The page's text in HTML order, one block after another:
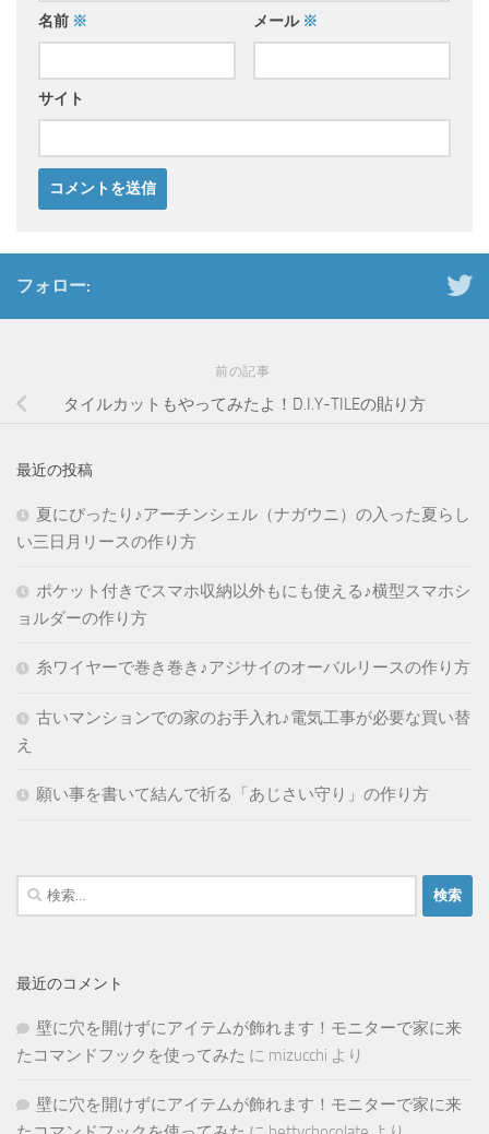
名前 ※ メール ※
サイト
フォロー:
前の記事
タイルカットもやってみたよ！D.I.Y-TILEの貼り方
最近の投稿
夏にぴったり♪アーチンシェル（ナガウニ）の入った夏らし
い三日月リースの作り方
ポケット付きでスマホ収納以外もにも使える♪横型スマホシ
ョルダーの作り方
糸ワイヤーで巻き巻き♪アジサイのオーバルリースの作り方
古いマンションでの家のお手入れ♪電気工事が必要な買い替
え
願い事を書いて結んで祈る「あじさい守り」の作り方
検
索:
最近のコメント
壁に穴を開けずにアイテムが飾れます！モニターで家に来
たコマンドフックを使ってみた に mizucchi より
壁に穴を開けずにアイテムが飾れます！モニターで家に来